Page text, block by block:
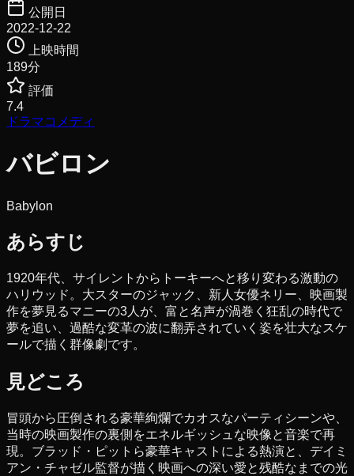
公開日
2022-12-22
上映時間
189分
評価
7.4
ドラマコメディ
バビロン
Babylon
あらすじ
1920年代、サイレントからトーキーへと移り変わる激動の
ハリウッド。大スターのジャック、新人女優ネリー、映画製
作を夢見るマニーの3人が、富と名声が渦巻く狂乱の時代で
夢を追い、過酷な変革の波に翻弄されていく姿を壮大なスケ
ールで描く群像劇です。
見どころ
冒頭から圧倒される豪華絢爛でカオスなパーティシーンや、
当時の映画製作の裏側をエネルギッシュな映像と音楽で再
現。ブラッド・ピットら豪華キャストによる熱演と、デイミ
アン・チャゼル監督が描く映画への深い愛と残酷なまでの光